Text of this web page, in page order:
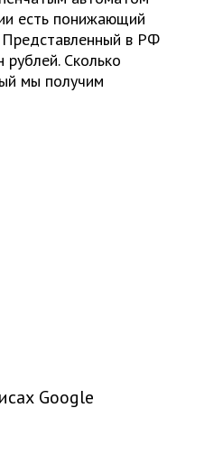
есть понижающий
Представленный в РФ
Сколько
мы получим
Google